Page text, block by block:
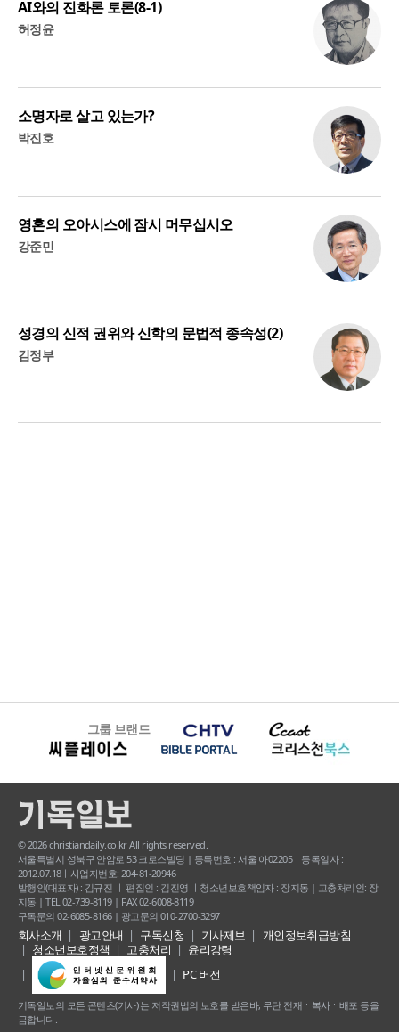
AI와의 진화론 토론(8-1)
허정윤
소명자로 살고 있는가?
박진호
영혼의 오아시스에 잠시 머무십시오
강준민
성경의 신적 권위와 신학의 문법적 종속성(2)
김정부
그룹 브랜드
© 2026 christiandaily.co.kr All rights reserved.
서울특별시 성북구 안암로 53 크로스빌딩 | 등록번호 : 서울 아02205ㅣ등록일자 :
2012.07.18ㅣ사업자번호: 204-81-20946
발행인(대표자) : 김규진 ㅣ 편집인 : 김진영 ㅣ청소년보호책임자 : 장지동 | 고충처리인: 장
지동 | TEL 02-739-8119 | FAX 02-6008-8119
구독문의 02-6085-8166 | 광고문의 010-2700-3297
회사소개 광고안내 구독신청 기사제보
개인정보취급방침
청소년보호정책
고충처리
윤리강령
PC 버전
기독일보의 모든 콘텐츠(기사) 는 저작권법의 보호를 받은바, 무단 전재ㆍ복사ㆍ배포 등을
금합니다.